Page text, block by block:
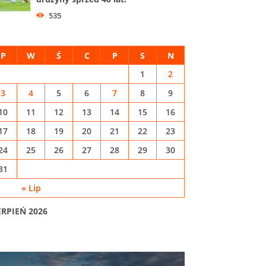
535
2026
P W Ś C P S N
« Lip
1
2
3
4 5 6 7 8
9
11 12 13 14 15
16
18 19 20 21 22
23
25 26 27 28 29
30